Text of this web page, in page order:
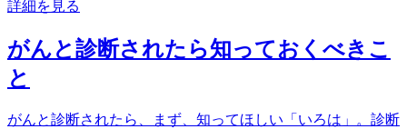
詳細を見る
がんと診断されたら知っておくべきこ
と
がんと診断されたら、まず、知ってほしい「いろは」。診断